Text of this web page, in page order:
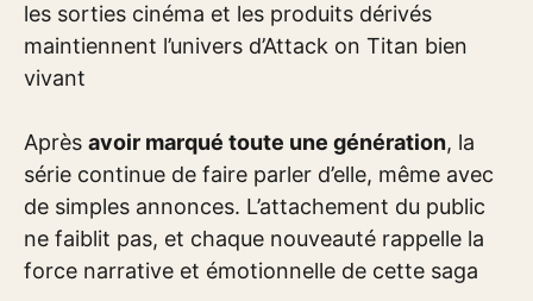
les sorties cinéma et les produits dérivés
maintiennent l’univers d’Attack on Titan bien
vivant
Après avoir marqué toute une génération, la
série continue de faire parler d’elle, même avec
de simples annonces. L’attachement du public
ne faiblit pas, et chaque nouveauté rappelle la
force narrative et émotionnelle de cette saga